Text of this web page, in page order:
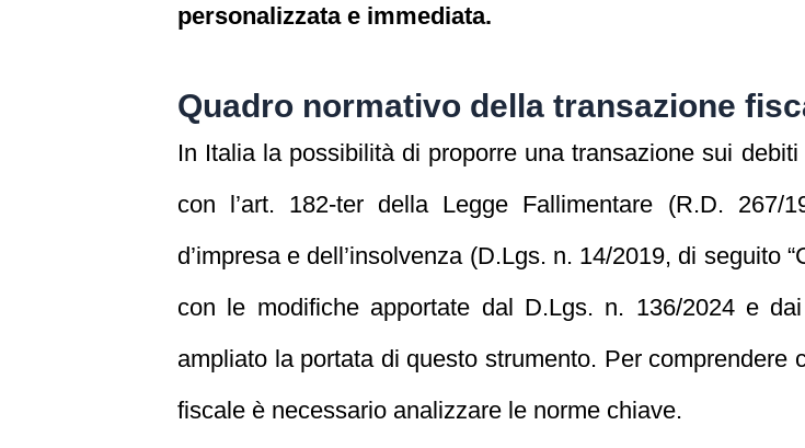
personalizzata e immediata.
Quadro normativo della transazione
In Italia la possibilità di proporre una transazione sui
con l’art. 182‑ter della Legge Fallimentare (R.D. 267/
d’impresa e dell’insolvenza (D.Lgs. n. 14/2019, di seguito
con le modifiche apportate dal D.Lgs. n. 136/2024 e
ampliato la portata di questo strumento. Per comprendere
fiscale è necessario analizzare le norme chiave.